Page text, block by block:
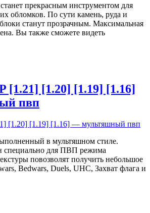
прекрасным инструментом для
обломков. По сути камень, руда и
станут прозрачным. Максимальная
Вы также сможете видеть
[1.21] [1.20] [1.19] [1.16]
пвп
в мультяшном стиле.
специально для ПВП режима
повозволят получить небольшое
Bedwars, Duels, UHC, Захват флага и